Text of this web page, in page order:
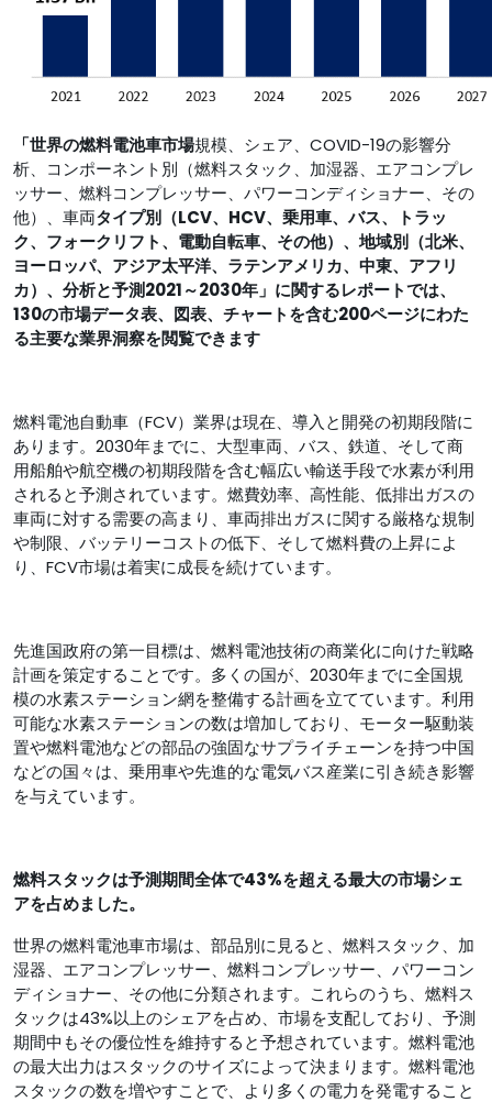
「世界の燃料電池車市場規模、シェア、COVID-19の影響分
析、コンポーネント別（燃料スタック、加湿器、エアコンプレ
ッサー、燃料コンプレッサー、パワーコンディショナー、その
他）、車両タイプ別（LCV、HCV、乗用車、バス、トラッ
ク、フォークリフト、電動自転車、その他）、地域別（北米、
ヨーロッパ、アジア太平洋、ラテンアメリカ、中東、アフリ
カ）、分析と予測2021～2030年」に関するレポートでは、
130の市場データ表、図表、チャートを含む200ページにわた
る主要な業界洞察を閲覧できます
燃料電池自動車（FCV）業界は現在、導入と開発の初期段階に
あります。2030年までに、大型車両、バス、鉄道、そして商
用船舶や航空機の初期段階を含む幅広い輸送手段で水素が利用
されると予測されています。燃費効率、高性能、低排出ガスの
車両に対する需要の高まり、車両排出ガスに関する厳格な規制
や制限、バッテリーコストの低下、そして燃料費の上昇によ
り、FCV市場は着実に成長を続けています。
先進国政府の第一目標は、燃料電池技術の商業化に向けた戦略
計画を策定することです。多くの国が、2030年までに全国規
模の水素ステーション網を整備する計画を立てています。利用
可能な水素ステーションの数は増加しており、モーター駆動装
置や燃料電池などの部品の強固なサプライチェーンを持つ中国
などの国々は、乗用車や先進的な電気バス産業に引き続き影響
を与えています。
燃料スタックは予測期間全体で43%を超える最大の市場シェ
アを占めました。
世界の燃料電池車市場は、部品別に見ると、燃料スタック、加
湿器、エアコンプレッサー、燃料コンプレッサー、パワーコン
ディショナー、その他に分類されます。これらのうち、燃料ス
タックは43%以上のシェアを占め、市場を支配しており、予測
期間中もその優位性を維持すると予想されています。燃料電池
の最大出力はスタックのサイズによって決まります。燃料電池
スタックの数を増やすことで、より多くの電力を発電すること